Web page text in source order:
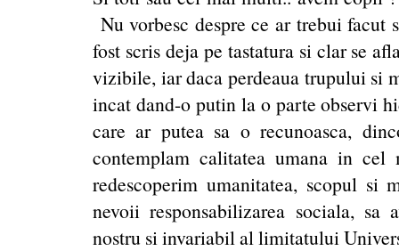
Nu vorbesc despre ce ar trebui facut
fost scris deja pe tastatura si clar se
vizibile, iar daca perdeaua trupului si
incat dand-o putin la o parte observi
care ar putea sa o recunoasca,
contemplam calitatea umana in
redescoperim umanitatea, scopul si
nevoii responsabilizarea sociala,
nostru si invariabil al limitatului